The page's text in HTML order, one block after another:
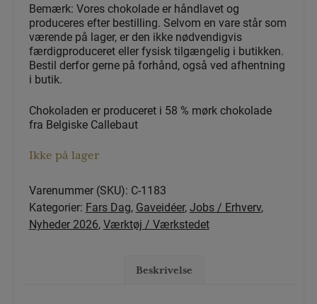
Bemærk: Vores chokolade er håndlavet og
produceres efter bestilling. Selvom en vare står som
værende på lager, er den ikke nødvendigvis
færdigproduceret eller fysisk tilgængelig i butikken.
Bestil derfor gerne på forhånd, også ved afhentning
i butik.
Chokoladen er produceret i 58 % mørk chokolade
fra Belgiske Callebaut
Ikke på lager
Varenummer (SKU): C-1183
Kategorier: Fars Dag, Gaveidéer,Jobs / Erhverv,
Nyheder 2026,Værktøj / Værkstedet
Beskrivelse